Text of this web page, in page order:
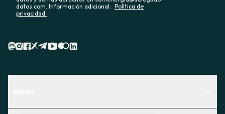
datos.com. Información adicional: Política de
privacidad.